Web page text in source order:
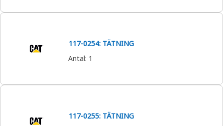
117-0254: TÄTNING
Antal: 1
117-0255: TÄTNING